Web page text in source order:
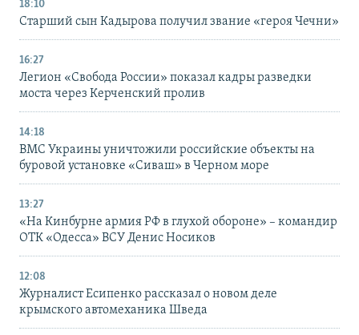
18:10
Старший сын Кадырова получил звание «героя Чечни»
16:27
Легион «Свобода России» показал кадры разведки
моста через Керченский пролив
14:18
ВМС Украины уничтожили российские объекты на
буровой установке «Сиваш» в Черном море
13:27
«На Кинбурне армия РФ в глухой обороне» – командир
ОТК «Одесса» ВСУ Денис Носиков
12:08
Журналист Есипенко рассказал о новом деле
крымского автомеханика Шведа